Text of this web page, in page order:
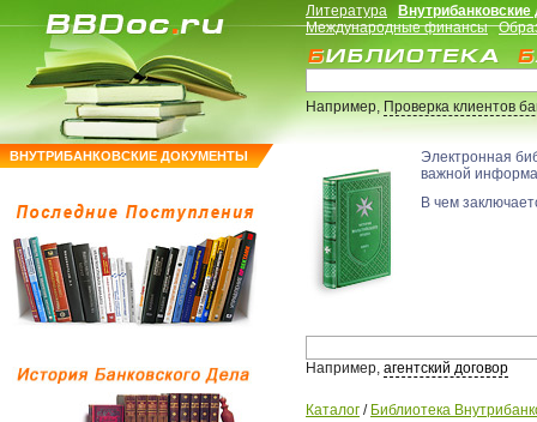
ВНУТРИБАНКОВСКИЕ ДОКУМЕНТЫ
Литература
Международные финансы
Например,Проверка клиентов
Электронная
важной
В чем
Например, агентский договор
Каталог / Библиотека